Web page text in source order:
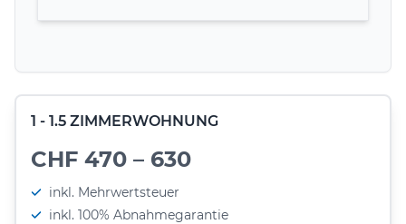
1 - 1.5 ZIMMERWOHNUNG
CHF 470 – 630
inkl. Mehrwertsteuer
inkl. 100% Abnahmegarantie